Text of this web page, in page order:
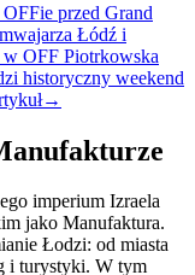
przed Grand
Łódź i
w OFF Piotrkowska
historyczny weekend
→
imperium Izraela
jako Manufaktura.
Łodzi: od miasta
i turystyki. W tym